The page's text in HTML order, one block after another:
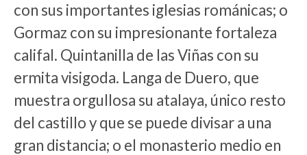
con sus importantes iglesias románicas; o
Gormaz con su impresionante fortaleza
califal. Quintanilla de las Viñas con su
ermita visigoda. Langa de Duero, que
muestra orgullosa su atalaya, único resto
del castillo y que se puede divisar a una
gran distancia; o el monasterio medio en